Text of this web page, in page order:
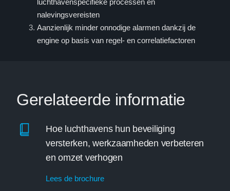
nalevingsvereisten
Aanzienlijk minder onnodige alarmen dankzij de
engine op basis van regel- en correlatiefactoren
Gerelateerde informatie
Hoe luchthavens hun beveiliging
versterken, werkzaamheden verbeteren
en omzet verhogen
Lees de brochure